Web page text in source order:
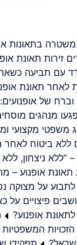
משטרה בתאונות
זירות תאונת
עם תביעה
תאונת
וברח של
מנהגים
משפטי מקצועי
ללא ביטוח לאחר
“ללא ניצחון,
תאונת אופנוע –
לתבוע על מצוקה
פיצויים על
אופנוע?